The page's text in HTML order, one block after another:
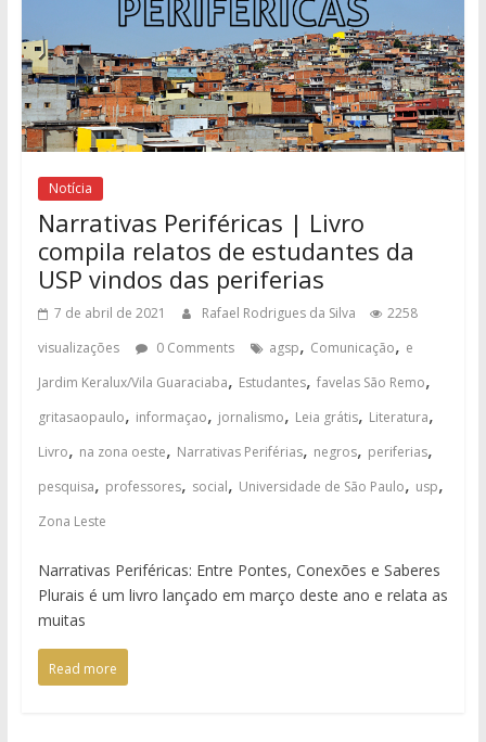
Notícia
Narrativas Periféricas | Livro
compila relatos de estudantes da
USP vindos das periferias
7 de abril de 2021 Rafael Rodrigues da Silva
2258
visualizações
0 Comments agsp, Comunicação, e
Jardim Keralux/Vila Guaraciaba, Estudantes, favelas São Remo,
gritasaopaulo, informaçao, jornalismo, Leia grátis, Literatura,
Livro, na zona oeste, Narrativas Periférias, negros, periferias,
pesquisa, professores, social, Universidade de São Paulo, usp,
Zona Leste
Narrativas Periféricas: Entre Pontes, Conexões e Saberes
Plurais é um livro lançado em março deste ano e relata as
muitas
Read more